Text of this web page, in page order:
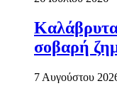
σοβαρή
7 Αυγούστου